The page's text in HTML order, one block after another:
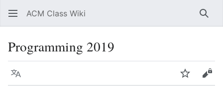
ACM Class Wiki 搜索
Programming 2019
语言 监视 查